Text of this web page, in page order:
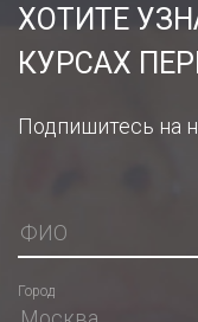
ХОТИТЕ
КУРСАХ
Подпишитесь на
Город